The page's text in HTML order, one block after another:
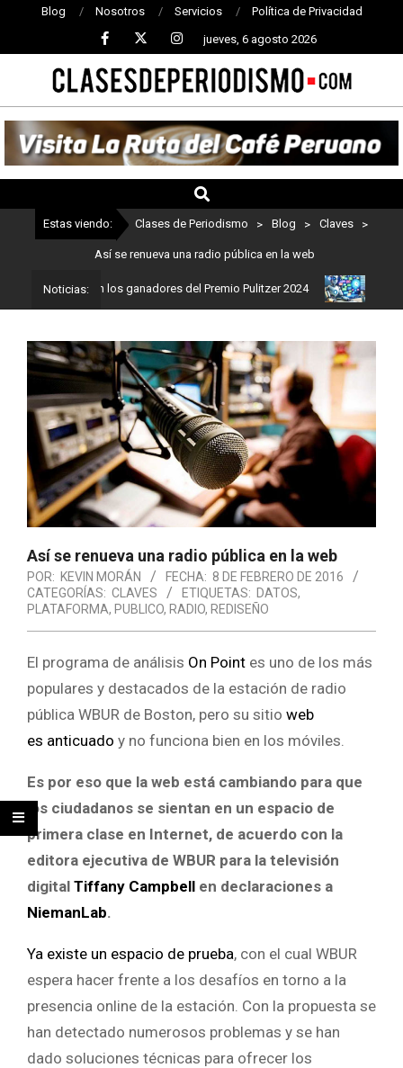
Blog Nosotros Servicios Política de Privacidad
jueves, 6 agosto 2026
CLASES
DE
PERIODISMO
Estas viendo: Clases de Periodismo > Blog > Claves >
Así se renueva una radio pública en la web
Noticias:
Estos son los ganadores del Premio Pulitzer 2024 Usuarios
Así se renueva una radio pública en la web
POR: KEVIN MORÁN FECHA: 8 DE FEBRERO DE 2016
CATEGORÍAS: CLAVES ETIQUETAS: DATOS,
PLATAFORMA, PUBLICO, RADIO, REDISEÑO
El programa de análisis On Point es uno de los más
populares y destacados de la estación de radio
pública WBUR de Boston, pero su sitio web
es anticuado y no funciona bien en los móviles.
Es por eso que la web está cambiando para que
los ciudadanos se sientan en un espacio de
primera clase en Internet, de acuerdo con la
editora ejecutiva de WBUR para la televisión
digital Tiffany Campbell en declaraciones a
NiemanLab.
Ya existe un espacio de prueba, con el cual WBUR
espera hacer frente a los desafíos en torno a la
presencia online de la estación. Con la propuesta se
han detectado numerosos problemas y se han
dado soluciones técnicas para ofrecer los